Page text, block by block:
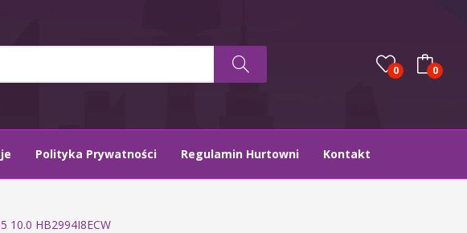
0 0
Polityka Prywatności Regulamin Hurtowni Kontakt
10.0 HB2994I8ECW